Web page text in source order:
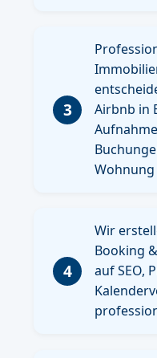
3
Airbnb in
4
Wir
Booking
auf SEO,